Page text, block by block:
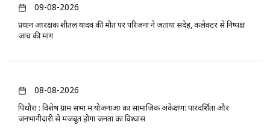
09-08-2026
प्रधान आरक्षक शीतल यादव की मौत पर परिजनों ने जताया संदेह, कलेक्टर से निष्पक्ष
जांच की मांग
08-08-2026
पिथौरा : विशेष ग्राम सभा में योजनाओं का सामाजिक अंकेक्षण: पारदर्शिता और
जनभागीदारी से मजबूत होगा जनता का विश्वास